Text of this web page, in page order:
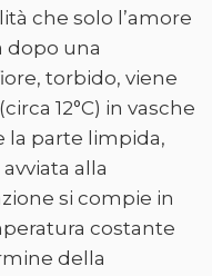
che solo l’amore
dopo una
torbido, viene
12°C) in vasche
la parte limpida,
alla
si compie in
costante
della